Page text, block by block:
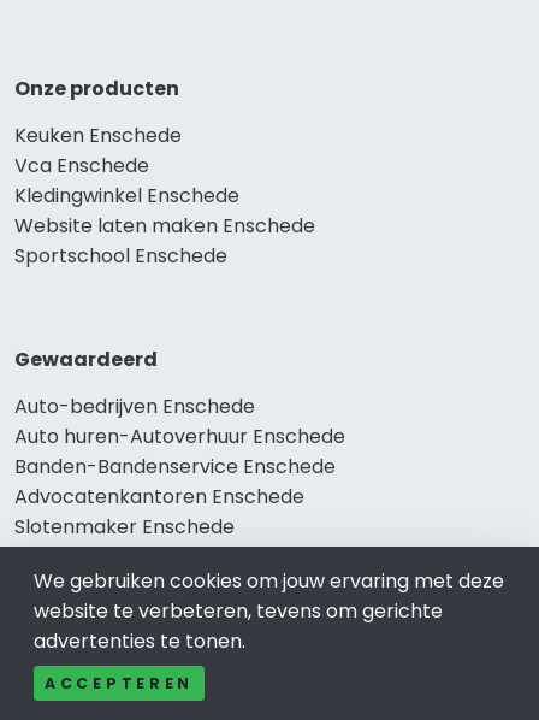
Onze producten
Keuken Enschede
Vca Enschede
Kledingwinkel Enschede
Website laten maken Enschede
Sportschool Enschede
Gewaardeerd
Auto-bedrijven Enschede
Auto huren-Autoverhuur Enschede
Banden-Bandenservice Enschede
Advocatenkantoren Enschede
Slotenmaker Enschede
Populair
Woningruil Enschede
Prive Spa-Sauna Enschede
We gebruiken cookies om jouw ervaring met deze
website te verbeteren, tevens om gerichte
advertenties te tonen.
ACCEPTEREN